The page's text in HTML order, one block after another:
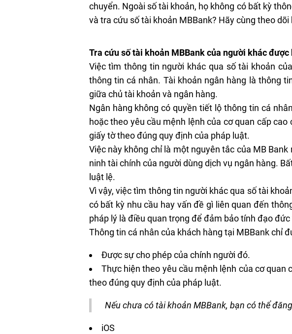
chuyển. Ngoài số tài khoản, họ không có bất kỳ
và tra cứu số tài khoản MBBank? Hãy cùng theo
Tra cứu số tài khoản MBBank của người khác được
Việc tìm thông tin người khác qua số tài khoản
thông tin cá nhân. Tài khoản ngân hàng là thông
giữa chủ tài khoản và ngân hàng.
Ngân hàng không có quyền tiết lộ thông tin cá
hoặc theo yêu cầu mệnh lệnh của cơ quan cấp
giấy tờ theo đúng quy định của pháp luật.
Việc này không chỉ là một nguyên tắc của MB
ninh tài chính của người dùng dịch vụ ngân hàng.
luật lệ.
Vì vậy, việc tìm thông tin người khác qua số tài
có bất kỳ nhu cầu hay vấn đề gì liên quan đến
pháp lý là điều quan trọng để đảm bảo tính đạo
Thông tin cá nhân của khách hàng tại MBBank chỉ
Được sự cho phép của chính người đó.
Thực hiện theo yêu cầu mệnh lệnh của cơ
theo đúng quy định của pháp luật.
Nếu chưa có tài khoản MBBank, bạn có thể
iOS